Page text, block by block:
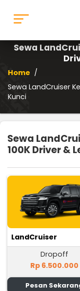
Sewa
Home /
Sewa LandCruiser
Kunci
Sewa
100K Driver &
LandCruiser
Dropoff
Rp 6.500.000
Pesan